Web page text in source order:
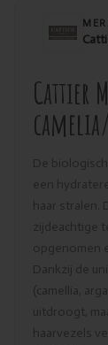
Cattier
De
een
haar stralen.
zijdeachtige
opgenomen
Dankzij de
(camellia,
uitdroogt,
haarvezels